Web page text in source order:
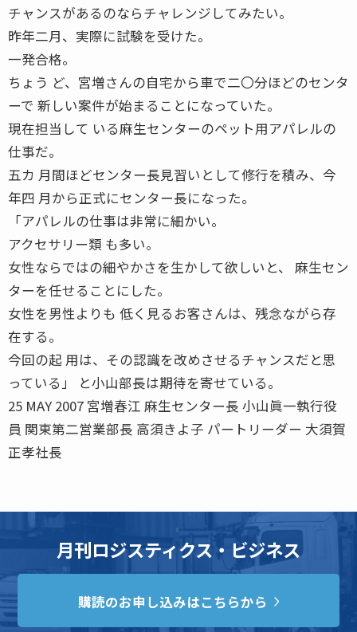
チャンスがあるのならチャレンジしてみたい。
昨年二月、実際に試験を受けた。
一発合格。
ちょう ど、宮増さんの自宅から車で二〇分ほどのセンタ
ーで 新しい案件が始まることになっていた。
現在担当して いる麻生センターのペット用アパレルの
仕事だ。
五カ 月間ほどセンター長見習いとして修行を積み、今
年四 月から正式にセンター長になった。
「アパレルの仕事は非常に細かい。
アクセサリー類 も多い。
女性ならではの細やかさを生かして欲しいと、 麻生セン
ターを任せることにした。
女性を男性よりも 低く見るお客さんは、残念ながら存
在する。
今回の起 用は、その認識を改めさせるチャンスだと思
っている」 と小山部長は期待を寄せている。
25 MAY 2007 宮増春江 麻生センター長 小山眞一執行役
員 関東第二営業部長 高須きよ子 パートリーダー 大須賀
正孝社長
月刊ロジスティクス・ビジネス
購読のお申し込みはこちらから